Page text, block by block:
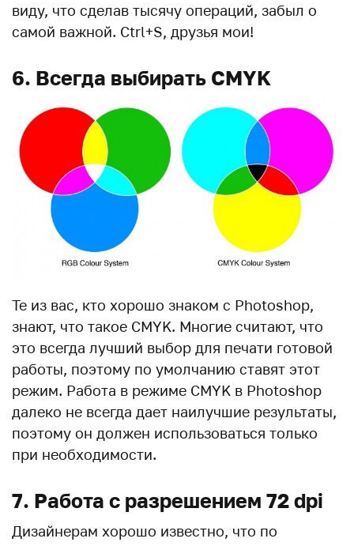
виду, что сделав тысячу операций, забыл о
самой важной. Ctrl+S, друзья мои!
6. Всегда выбирать CMYK
Те из вас, кто хорошо знаком с Photoshop,
знают, что такое CMYK. Многие считают, что
это всегда лучший выбор для печати готовой
работы, поэтому по умолчанию ставят этот
режим. Работа в режиме CMYK в Photoshop
далеко не всегда дает наилучшие результаты,
поэтому он должен использоваться только
при необходимости.
7. Работа с разрешением 72 dpi
Дизайнерам хорошо известно, что по